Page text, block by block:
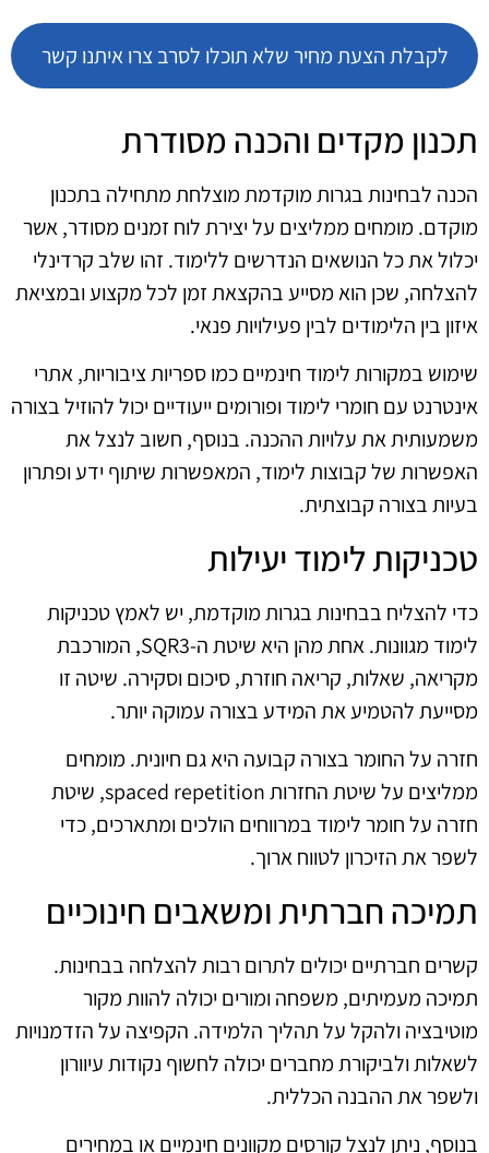
לקבלת הצעת מחיר שלא תוכלו לסרב צרו איתנו קשר
תכנון מקדים והכנה מסודרת
הכנה לבחינות בגרות מוקדמת מוצלחת מתחילה בתכנון
מוקדם. מומחים ממליצים על יצירת לוח זמנים מסודר, אשר
יכלול את כל הנושאים הנדרשים ללימוד. זהו שלב קרדינלי
להצלחה, שכן הוא מסייע בהקצאת זמן לכל מקצוע ובמציאת
איזון בין הלימודים לבין פעילויות פנאי.
שימוש במקורות לימוד חינמיים כמו ספריות ציבוריות, אתרי
אינטרנט עם חומרי לימוד ופורומים ייעודיים יכול להוזיל בצורה
משמעותית את עלויות ההכנה. בנוסף, חשוב לנצל את
האפשרות של קבוצות לימוד, המאפשרות שיתוף ידע ופתרון
בעיות בצורה קבוצתית.
טכניקות לימוד יעילות
כדי להצליח בבחינות בגרות מוקדמת, יש לאמץ טכניקות
לימוד מגוונות. אחת מהן היא שיטת ה-SQR3, המורכבת
מקריאה, שאלות, קריאה חוזרת, סיכום וסקירה. שיטה זו
מסייעת להטמיע את המידע בצורה עמוקה יותר.
חזרה על החומר בצורה קבועה היא גם חיונית. מומחים
ממליצים על שיטת החזרות spaced repetition, שיטת
חזרה על חומר לימוד במרווחים הולכים ומתארכים, כדי
לשפר את הזיכרון לטווח ארוך.
תמיכה חברתית ומשאבים חינוכיים
קשרים חברתיים יכולים לתרום רבות להצלחה בבחינות.
תמיכה מעמיתים, משפחה ומורים יכולה להוות מקור
מוטיבציה ולהקל על תהליך הלמידה. הקפיצה על הזדמנויות
לשאלות ולביקורת מחברים יכולה לחשוף נקודות עיוורון
ולשפר את ההבנה הכללית.
בנוסף, ניתן לנצל קורסים מקוונים חינמיים או במחירים